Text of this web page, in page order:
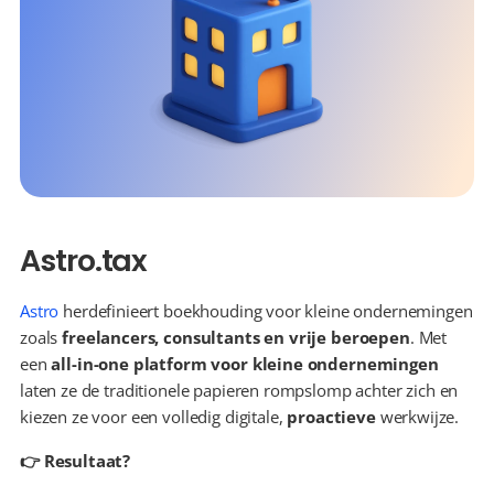
Astro.tax
Astro herdefinieert boekhouding voor kleine ondernemingen
zoals freelancers, consultants en vrije beroepen. Met
een all-in-one platform voor kleine ondernemingen
laten ze de traditionele papieren rompslomp achter zich en
kiezen ze voor een volledig digitale, proactieve werkwijze.
👉 Resultaat?